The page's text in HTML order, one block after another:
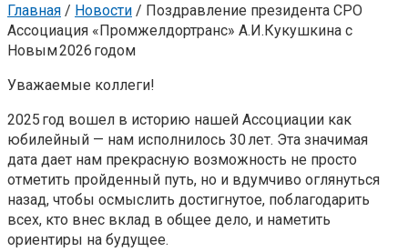
Главная / Новости / Поздравление президента СРО
Ассоциация «Промжелдортранс» А.И.Кукушкина с
Новым 2026 годом
Уважаемые коллеги!
2025 год вошел в историю нашей Ассоциации как
юбилейный — нам исполнилось 30 лет. Эта значимая
дата дает нам прекрасную возможность не просто
отметить пройденный путь, но и вдумчиво оглянуться
назад, чтобы осмыслить достигнутое, поблагодарить
всех, кто внес вклад в общее дело, и наметить
ориентиры на будущее.